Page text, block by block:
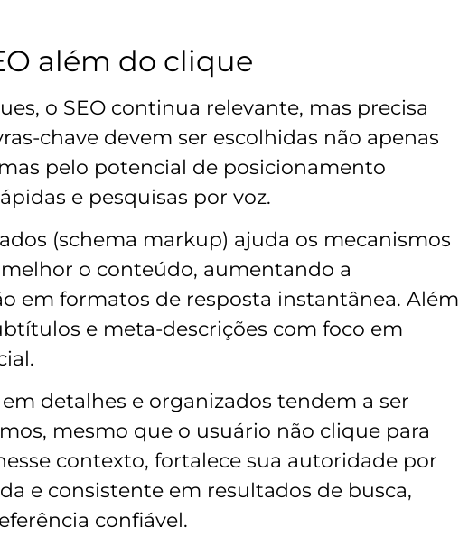
além do clique
o SEO continua relevante, mas precisa
chave devem ser escolhidas não apenas
pelo potencial de posicionamento
e pesquisas por voz.
(schema markup) ajuda os mecanismos
o conteúdo, aumentando a
em formatos de resposta instantânea. Além
e meta-descrições com foco em
detalhes e organizados tendem a ser
mesmo que o usuário não clique para
contexto, fortalece sua autoridade por
e consistente em resultados de busca,
confiável.